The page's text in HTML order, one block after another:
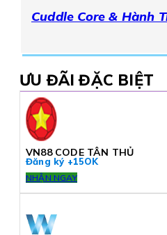
Cuddle Core & Hành
ƯU ĐÃI ĐẶC BIỆT
VN88 CODE TÂN THỦ
Đăng ký +15OK
NHẬN NGAY